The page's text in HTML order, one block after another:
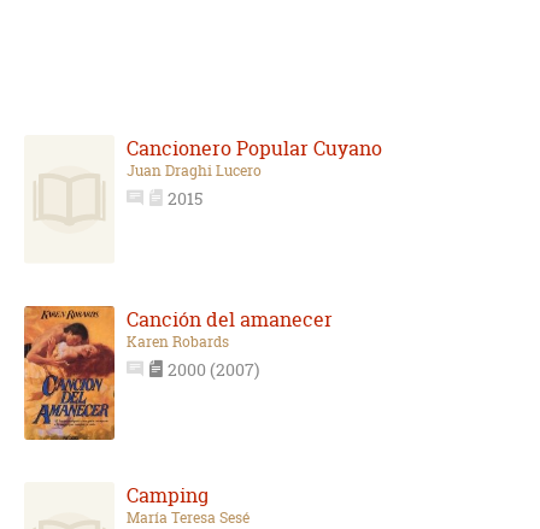
Cancionero Popular Cuyano
Juan Draghi Lucero
2015
Canción del amanecer
Karen Robards
2000 (2007)
Camping
María Teresa Sesé